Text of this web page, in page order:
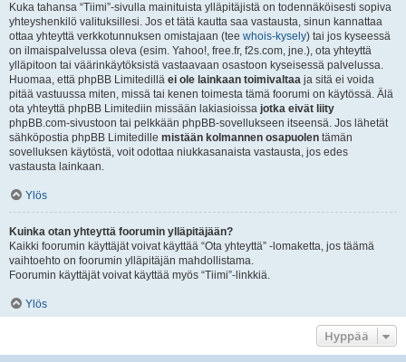
Kuka tahansa “Tiimi”-sivulla mainituista ylläpitäjistä on todennäköisesti sopiva
yhteyshenkilö valituksillesi. Jos et tätä kautta saa vastausta, sinun kannattaa
ottaa yhteyttä verkkotunnuksen omistajaan (tee whois-kysely) tai jos kyseessä
on ilmaispalvelussa oleva (esim. Yahoo!, free.fr, f2s.com, jne.), ota yhteyttä
ylläpitoon tai väärinkäytöksistä vastaavaan osastoon kyseisessä palvelussa.
Huomaa, että phpBB Limitedillä ei ole lainkaan toimivaltaa ja sitä ei voida
pitää vastuussa miten, missä tai kenen toimesta tämä foorumi on käytössä. Älä
ota yhteyttä phpBB Limitediin missään lakiasioissa jotka eivät liity
phpBB.com-sivustoon tai pelkkään phpBB-sovellukseen itseensä. Jos lähetät
sähköpostia phpBB Limitedille mistään kolmannen osapuolen tämän
sovelluksen käytöstä, voit odottaa niukkasanaista vastausta, jos edes
vastausta lainkaan.
Ylös
Kuinka otan yhteyttä foorumin ylläpitäjään?
Kaikki foorumin käyttäjät voivat käyttää “Ota yhteyttä” -lomaketta, jos täämä
vaihtoehto on foorumin ylläpitäjän mahdollistama.
Foorumin käyttäjät voivat käyttää myös “Tiimi”-linkkiä.
Ylös
Hyppää